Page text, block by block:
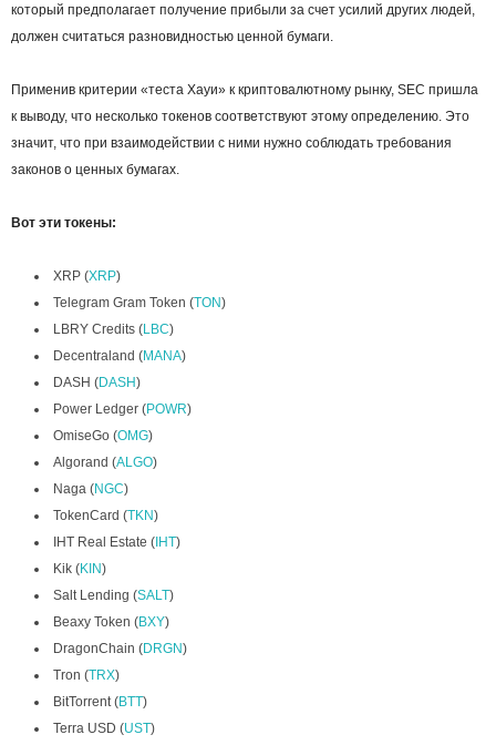
который предполагает получение прибыли за счет усилий других людей,
должен считаться разновидностью ценной бумаги.
Применив критерии «теста Хауи» к криптовалютному рынку, SEC пришла
к выводу, что несколько токенов соответствуют этому определению. Это
значит, что при взаимодействии с ними нужно соблюдать требования
законов о ценных бумагах.
Вот эти токены:
XRP (XRP)
Telegram Gram Token (TON)
LBRY Credits (LBC)
Decentraland (MANA)
DASH (DASH)
Power Ledger (POWR)
OmiseGo (OMG)
Algorand (ALGO)
Naga (NGC)
TokenCard (TKN)
IHT Real Estate (IHT)
Kik (KIN)
Salt Lending (SALT)
Beaxy Token (BXY)
DragonChain (DRGN)
Tron (TRX)
BitTorrent (BTT)
Terra USD (UST)